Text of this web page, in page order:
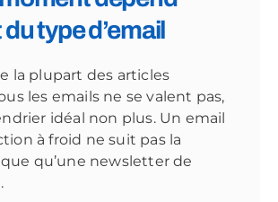
type d’email
la plupart des articles
les emails ne se valent pas,
idéal non plus. Un email
à froid ne suit pas la
qu’une newsletter de